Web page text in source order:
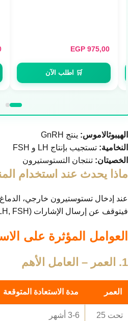
975,00
EGP
🛒 اطلب الآن
الهيبوثالاموس: ينتج GnRH
النخامية: تستجيب بإنتاج LH و FSH
الخصيتان: تنتجان التستوستيرون
ماذا يحدث عند استخدام
عند إدخال تستوستيرون خارجي،
فيتوقف عن إرسال الإشارات (LH, FSH). الخصيتان تتوقف عن العمل.
العوامل المؤثرة على
1. العمر – العامل الأهم
العمر مدة الاستعادة المتوقعة
تحت 25 3-6 أشهر